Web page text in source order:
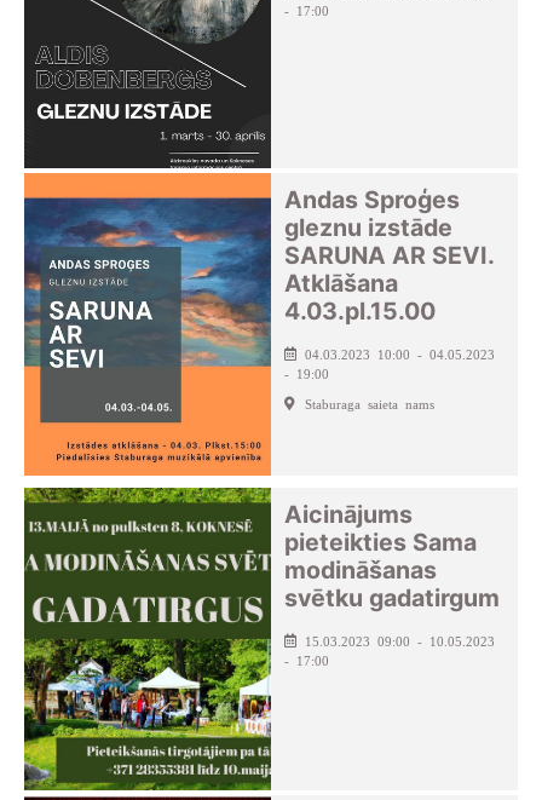
- 17:00
Andas Sproģes
gleznu izstāde
SARUNA AR SEVI.
Atklāšana
4.03.pl.15.00
04.03.2023 10:00 - 04.05.2023
- 19:00
Staburaga saieta nams
Aicinājums
pieteikties Sama
modināšanas
svētku gadatirgum
15.03.2023 09:00 - 10.05.2023
- 17:00